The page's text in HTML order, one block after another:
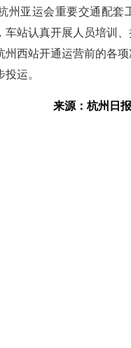
州亚运会重要交通配
站认真开展人员培训
西站开通运营前的各
运。
来源：杭州日